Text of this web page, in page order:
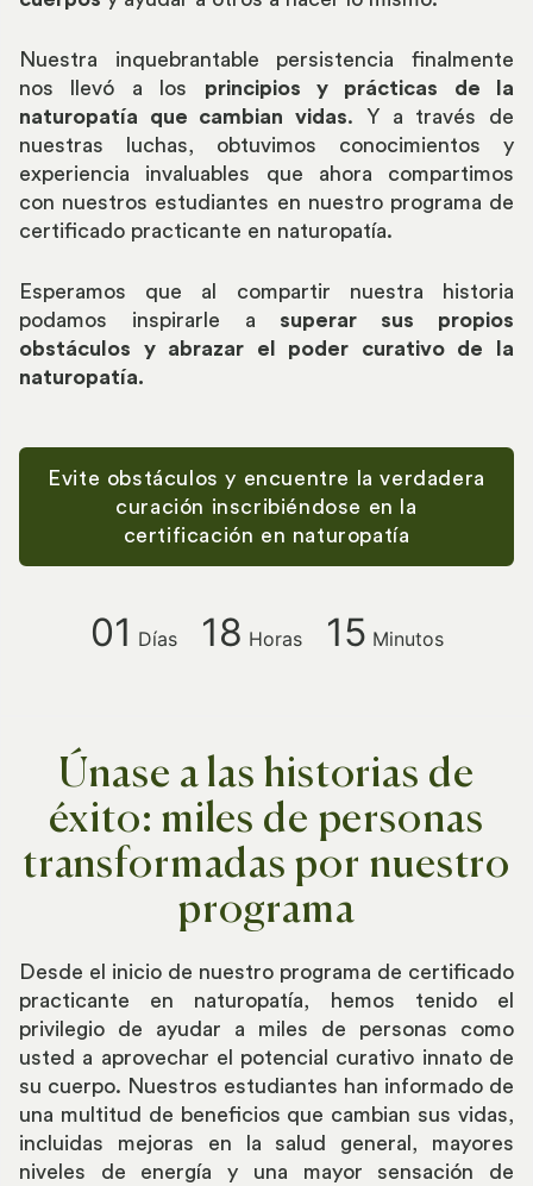
Nuestra inquebrantable persistencia finalmente
nos llevó a los principios y prácticas de la
naturopatía que cambian vidas. Y a través de
nuestras luchas, obtuvimos conocimientos y
experiencia invaluables que ahora compartimos
con nuestros estudiantes en nuestro programa de
certificado practicante en naturopatía.
Esperamos que al compartir nuestra historia
podamos inspirarle a superar sus propios
obstáculos y abrazar el poder curativo de la
naturopatía.
Evite obstáculos y encuentre la verdadera
curación inscribiéndose en la
certificación en naturopatía
01 Días 18 Horas 15 Minutos
Únase a las historias de
éxito: miles de personas
transformadas por nuestro
programa
Desde el inicio de nuestro programa de certificado
practicante en naturopatía, hemos tenido el
privilegio de ayudar a miles de personas como
usted a aprovechar el potencial curativo innato de
su cuerpo. Nuestros estudiantes han informado de
una multitud de beneficios que cambian sus vidas,
incluidas mejoras en la salud general, mayores
niveles de energía y una mayor sensación de